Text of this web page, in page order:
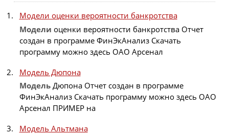
Модели оценки вероятности банкротства
Модели оценки вероятности банкротства Отчет
создан в программе ФинЭкАнализ Скачать
программу можно здесь ОАО Арсенал
Модель Дюпона
МодельДюпона Отчет создан в программе
ФинЭкАнализ Скачать программу можно здесь ОАО
Арсенал ПРИМЕР на
Модель Альтмана